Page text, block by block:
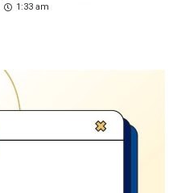
1:33 am